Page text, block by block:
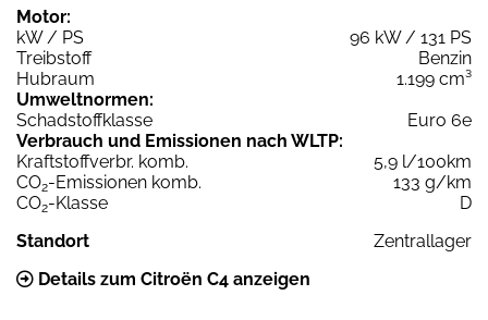
Motor:
kW / PS
96 kW / 131 PS
Treibstoff
Benzin
Hubraum
1.199 cm³
Umweltnormen:
Schadstoffklasse
Euro 6e
Verbrauch und Emissionen nach WLTP:
Kraftstoffverbr. komb.
5,9 l/100km
CO2-Emissionen komb.
133 g/km
CO2-Klasse
D
Standort
Zentrallager
Details zum Citroën C4 anzeigen